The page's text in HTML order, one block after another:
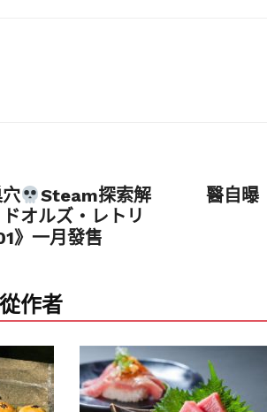
見胚芽米、發芽米、糙米等種類，究
稻穀陸續「脫去裝備」的不同模樣
營養資料庫」顯示，從糙米、胚
從3.3-4.0公克（糙秈米及糙稉米）
）逐漸遞減，包括鈣、鎂等礦物
說，糙米的鈣質含量為11-14毫克（
米胚體經過催芽，將糙米中的酵素活
克，鈣質則有29毫克。
？ 浸泡時間、加多少水藏玄機
Steam探索解
オルズ・レトリ
》一月發售
醫自曝
作者